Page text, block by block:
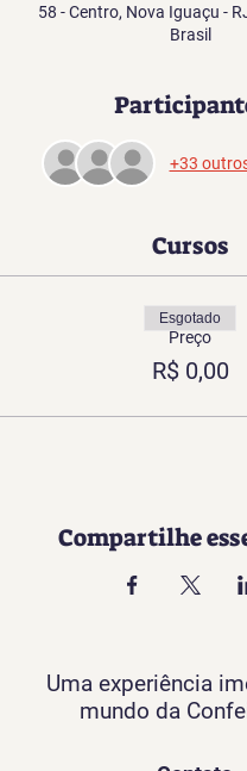
58 - Centro, Nova Iguaçu -
Brasil
+33
Cursos
Preço
R$ 0,00
Esgotado
Compartilhe
Uma experiência
mundo da